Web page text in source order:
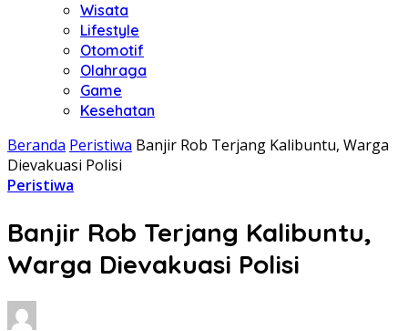
Wisata
Lifestyle
Otomotif
Olahraga
Game
Kesehatan
Beranda Peristiwa Banjir Rob Terjang Kalibuntu, Warga
Dievakuasi Polisi
Peristiwa
Banjir Rob Terjang Kalibuntu,
Warga Dievakuasi Polisi